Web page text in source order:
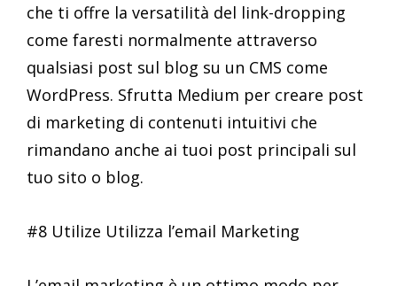
che ti offre la versatilità del link-dropping
come faresti normalmente attraverso
qualsiasi post sul blog su un CMS come
WordPress. Sfrutta Medium per creare post
di marketing di contenuti intuitivi che
rimandano anche ai tuoi post principali sul
tuo sito o blog.
#8 Utilize Utilizza l’email Marketing